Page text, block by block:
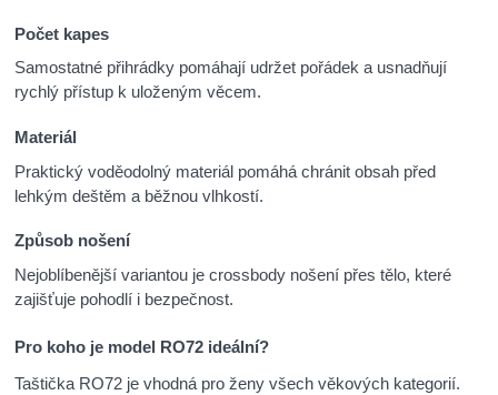
Počet kapes
Samostatné přihrádky pomáhají udržet pořádek a usnadňují
rychlý přístup k uloženým věcem.
Materiál
Praktický voděodolný materiál pomáhá chránit obsah před
lehkým deštěm a běžnou vlhkostí.
Způsob nošení
Nejoblíbenější variantou je crossbody nošení přes tělo, které
zajišťuje pohodlí i bezpečnost.
Pro koho je model RO72 ideální?
Taštička RO72 je vhodná pro ženy všech věkových kategorií.